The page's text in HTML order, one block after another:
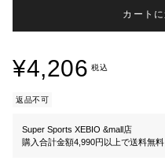
カート
¥4,206 税込
返品不可
Super Sports XEBIO &mall店
購入合計金額4,990円以上で送料無料